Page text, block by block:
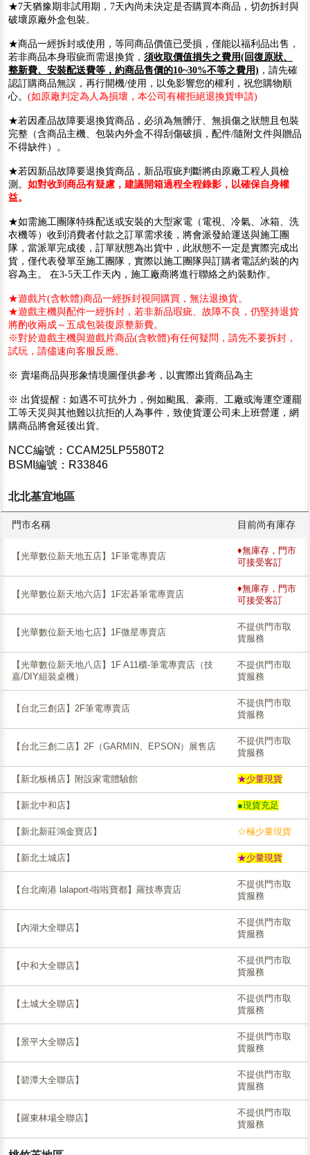
★7天猶豫期非試用期，7天內尚未決定是否購買本商品，切勿拆封與
破壞原廠外盒包裝。
★商品一經拆封或使用，等同商品價值已受損，僅能以福利品出售，
若非商品本身瑕疵而需退換貨， 須收取價值損失之費用(回復原狀、
整新費、安裝配送費等，約商品售價的10~30%不等之費用) ，請先確
認訂購商品無誤，再行開機/使用，以免影響您的權利，祝您購物順
心。 (如原廠判定為人為損壞，本公司有權拒絕退換貨申請)
★若因產品故障要退換貨商品，必須為無髒汙、無損傷之狀態且包裝
完整（含商品主機、包裝內外盒不得刮傷破損，配件/隨附文件與贈品
不得缺件）。
★若因新品故障要退換貨商品，新品瑕疵判斷將由原廠工程人員檢
測。 如對收到商品有疑慮，建議開箱過程全程錄影，以確保自身權
益。
★如需施工團隊特殊配送或安裝的大型家電（電視、冷氣、冰箱、洗
衣機等）收到消費者付款之訂單需求後，將會派發給運送與施工團
隊，當派單完成後，訂單狀態為出貨中，此狀態不一定是實際完成出
貨，僅代表發單至施工團隊，實際以施工團隊與訂購者電話約裝的內
容為主。 在3-5天工作天內，施工廠商將進行聯絡之約裝動作。
★遊戲片(含軟體)商品一經拆封視同購買，無法退換貨。
★遊戲主機與配件一經拆封，若非新品瑕疵、故障不良，仍堅持退貨
將酌收兩成～五成包裝復原整新費。
※對於遊戲主機與遊戲片商品(含軟體)有任何疑問，請先不要拆封，
試玩，請儘速向客服反應。
※ 賣場商品與形象情境圖僅供參考，以實際出貨商品為主
※ 出貨提醒：如遇不可抗外力，例如颱風、豪雨、工廠或海運空運罷
工等天災與其他難以抗拒的人為事件，致使貨運公司未上班營運，網
購商品將會延後出貨。
NCC編號：CCAM25LP5580T2
BSMI編號：R33846
北北基宜地區
門市名稱 目前尚有庫存
【光華數位新天地五店】1F筆電專賣店
♦無庫存，門市
可接受客訂
【光華數位新天地六店】1F宏碁筆電專賣店
♦無庫存，門市
可接受客訂
【光華數位新天地七店】1F微星專賣店
不提供門市取
貨服務
【光華數位新天地八店】1F A11櫃-筆電專賣店（技
嘉/DIY組裝桌機）
不提供門市取
貨服務
【台北三創店】2F筆電專賣店
不提供門市取
貨服務
【台北三創二店】2F（GARMIN、EPSON）展售店
不提供門市取
貨服務
【新北板橋店】附設家電體驗館 ★少量現貨
【新北中和店】 ●現貨充足
【新北新莊鴻金寶店】 ☆極少量現貨
【新北土城店】 ★少量現貨
【台北南港 lalaport-啦啦寶都】羅技專賣店
不提供門市取
貨服務
【內湖大全聯店】
不提供門市取
貨服務
【中和大全聯店】
不提供門市取
貨服務
【土城大全聯店】
不提供門市取
貨服務
【景平大全聯店】
不提供門市取
貨服務
【碧潭大全聯店】
不提供門市取
貨服務
【羅東林場全聯店】
不提供門市取
貨服務